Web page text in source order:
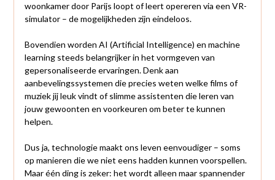
woonkamer door Parijs loopt of leert opereren via een VR-
simulator – de mogelijkheden zijn eindeloos.
Bovendien worden AI (Artificial Intelligence) en machine
learning steeds belangrijker in het vormgeven van
gepersonaliseerde ervaringen. Denk aan
aanbevelingssystemen die precies weten welke films of
muziek jij leuk vindt of slimme assistenten die leren van
jouw gewoonten en voorkeuren om beter te kunnen
helpen.
Dus ja, technologie maakt ons leven eenvoudiger – soms
op manieren die we niet eens hadden kunnen voorspellen.
Maar één ding is zeker: het wordt alleen maar spannender